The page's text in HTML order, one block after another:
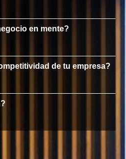
en mente?
de tu empresa?